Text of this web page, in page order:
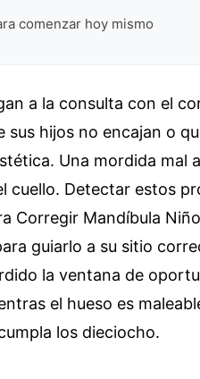
comenzar hoy mismo
a la consulta con el
sus hijos no encajan o
Una mordida mal
cuello. Detectar estos
Corregir Mandíbula
guiarlo a su sitio
la ventana de
el hueso es
los dieciocho.